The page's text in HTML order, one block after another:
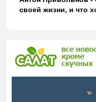
своей жизни, и что